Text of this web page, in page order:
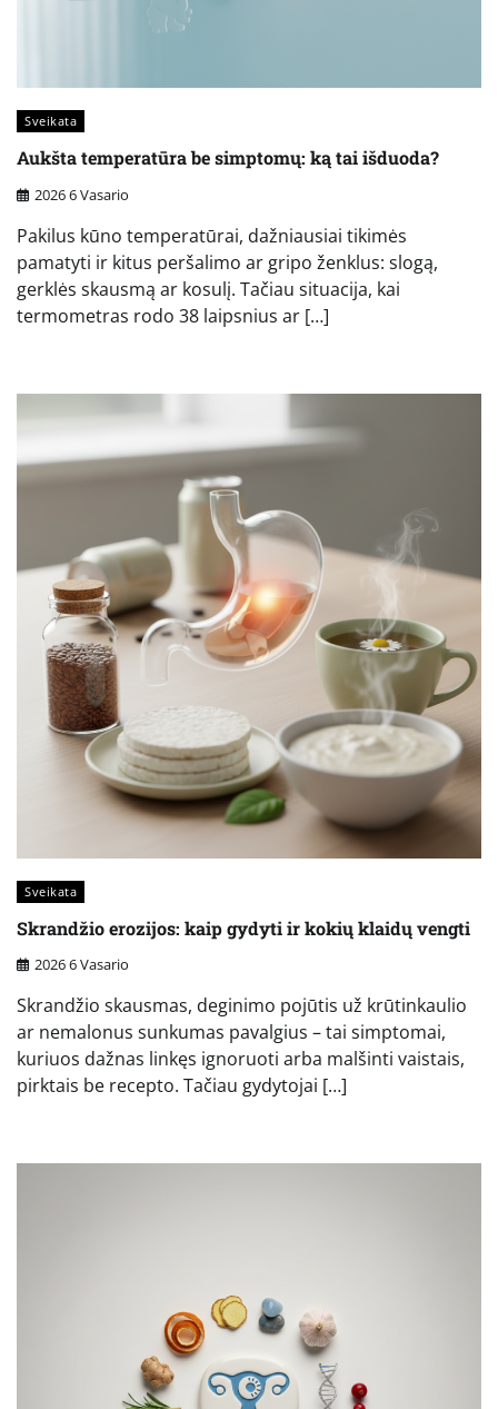
Sveikata
Aukšta temperatūra be simptomų: ką tai išduoda?
2026 6 Vasario
Pakilus kūno temperatūrai, dažniausiai tikimės
pamatyti ir kitus peršalimo ar gripo ženklus: slogą,
gerklės skausmą ar kosulį. Tačiau situacija, kai
termometras rodo 38 laipsnius ar […]
Sveikata
Skrandžio erozijos: kaip gydyti ir kokių klaidų vengti
2026 6 Vasario
Skrandžio skausmas, deginimo pojūtis už krūtinkaulio
ar nemalonus sunkumas pavalgius – tai simptomai,
kuriuos dažnas linkęs ignoruoti arba malšinti vaistais,
pirktais be recepto. Tačiau gydytojai […]